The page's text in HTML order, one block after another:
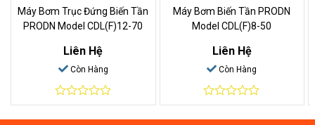
Máy Bơm Trục Đứng Biến Tần
PRODN Model CDL(F)12-70
Liên Hệ
Còn Hàng
0
out
Máy Bơm Biến Tần PRODN
Model CDL(F)8-50
Liên Hệ
Còn Hàng
0
out